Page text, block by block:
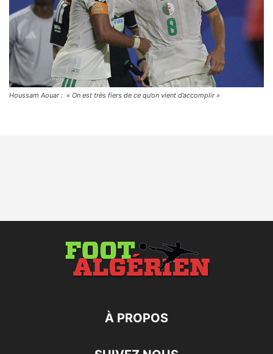
Houssam Aouar : « On est très fiers de ce qu’on vient d’accomplir »
À PROPOS